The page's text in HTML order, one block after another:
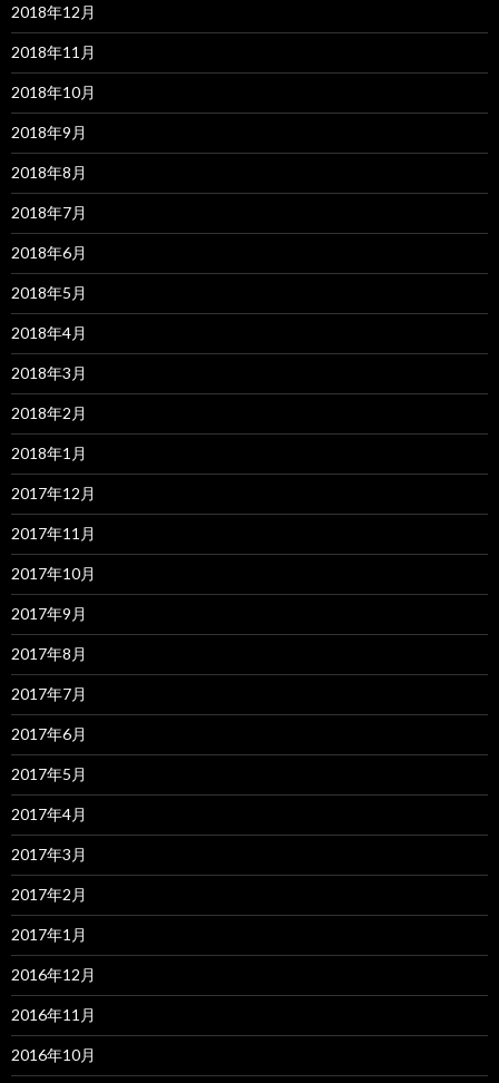
2018年12月
2018年11月
2018年10月
2018年9月
2018年8月
2018年7月
2018年6月
2018年5月
2018年4月
2018年3月
2018年2月
2018年1月
2017年12月
2017年11月
2017年10月
2017年9月
2017年8月
2017年7月
2017年6月
2017年5月
2017年4月
2017年3月
2017年2月
2017年1月
2016年12月
2016年11月
2016年10月